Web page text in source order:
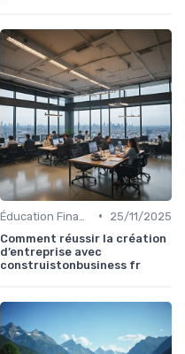
•
25/11/2025
Comment réussir la création
d’entreprise avec
construistonbusiness fr